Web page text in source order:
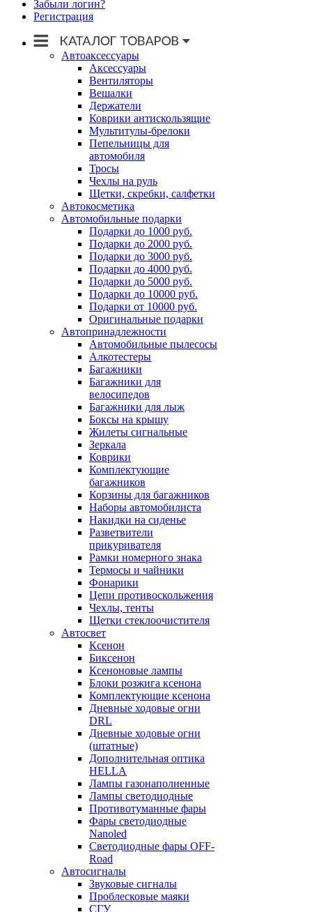
Забыли логин?
Регистрация
Автоаксессуары
Аксессуары
Вентиляторы
Вешалки
Держатели
Коврики антискользящие
Мультитулы-брелоки
Пепельницы для
автомобиля
Тросы
Чехлы на руль
Щетки, скребки, салфетки
Автокосметика
Автомобильные подарки
Подарки до 1000 руб.
Подарки до 2000 руб.
Подарки до 3000 руб.
Подарки до 4000 руб.
Подарки до 5000 руб.
Подарки до 10000 руб.
Подарки от 10000 руб.
Оригинальные подарки
Автопринадлежности
Автомобильные пылесосы
Алкотестеры
Багажники
Багажники для
велосипедов
Багажники для лыж
Боксы на крышу
Жилеты сигнальные
Зеркала
Коврики
Комплектующие
багажников
Корзины для багажников
Наборы автомобилиста
Накидки на сиденье
Разветвители
прикуривателя
Рамки номерного знака
Термосы и чайники
Фонарики
Цепи противоскольжения
Чехлы, тенты
Щетки стеклоочистителя
Автосвет
Ксенон
Биксенон
Ксеноновые лампы
Блоки розжига ксенона
Комплектующие ксенона
Дневные ходовые огни
DRL
Дневные ходовые огни
(штатные)
Дополнительная оптика
HELLA
Лампы газонаполненные
Лампы светодиодные
Противотуманные фары
Фары светодиодные
Nanoled
Светодиодные фары OFF-
Road
Автосигналы
Звуковые сигналы
Проблесковые маяки
СГУ